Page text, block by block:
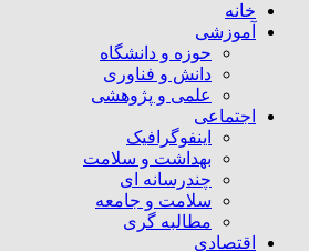
خانه
آموزشی
حوزه و دانشگاه
دانش و فناوری
علمی و پژوهشی
اجتماعی
اینفوگرافیک
بهداشت و سلامت
چندرسانه ای
سلامت و جامعه
مطالبه گری
اقتصادی